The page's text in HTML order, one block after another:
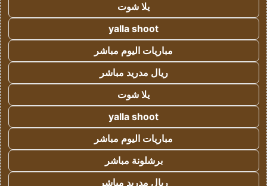
يلا شوت
yalla shoot
مباريات اليوم مباشر
ريال مدريد مباشر
يلا شوت
yalla shoot
مباريات اليوم مباشر
برشلونة مباشر
ريال مدريد مباشر